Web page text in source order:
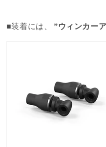
■装着には、 ”ウィンカー